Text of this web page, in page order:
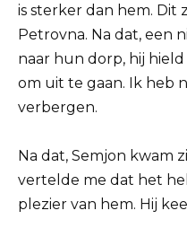
is sterker dan hem. Dit
Petrovna. Na dat, een
naar hun dorp, hij hield
om uit te gaan. Ik heb
verbergen.
Na dat, Semjon kwam
vertelde me dat het
plezier van hem. Hij